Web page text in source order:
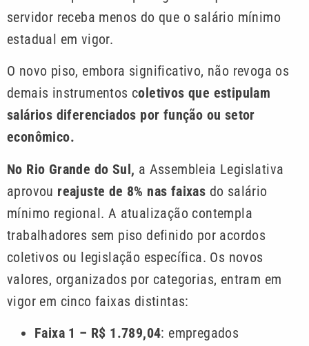
servidor receba menos do que o salário mínimo
estadual em vigor.
O novo piso, embora significativo, não revoga os
demais instrumentos coletivos que estipulam
salários diferenciados por função ou setor
econômico.
No Rio Grande do Sul, a Assembleia Legislativa
aprovou reajuste de 8% nas faixas do salário
mínimo regional. A atualização contempla
trabalhadores sem piso definido por acordos
coletivos ou legislação específica. Os novos
valores, organizados por categorias, entram em
vigor em cinco faixas distintas:
Faixa 1 – R$ 1.789,04: empregados